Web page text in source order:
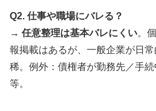
Q2. 仕事や職場にバレる？
→ 任意整理は基本バレにくい。
報掲載はあるが、一般企業が日
稀。例外：債権者が勤務先／手
等。